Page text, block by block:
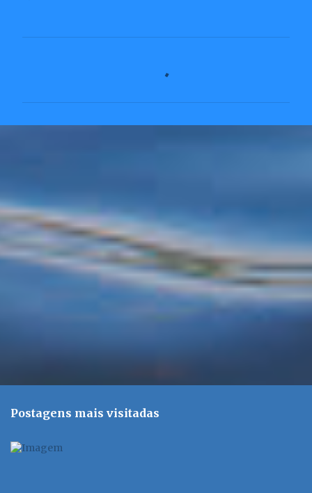
i
Postagens mais visitadas